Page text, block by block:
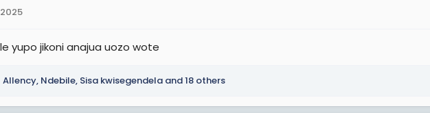
yupo jikoni anajua uozo wote
Allency, Ndebile, Sisa kwisegendela and 18 others